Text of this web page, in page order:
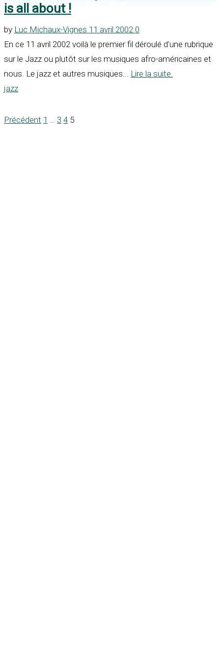
is all about !
by Luc Michaux-Vignes 11 avril 2002 0
En ce 11 avril 2002 voilà le premier fil déroulé d’une rubrique
sur le Jazz ou plutôt sur les musiques afro-américaines et
nous. Le jazz et autres musiques... Lire la suite.
jazz
Précédent 1 … 3 4 5